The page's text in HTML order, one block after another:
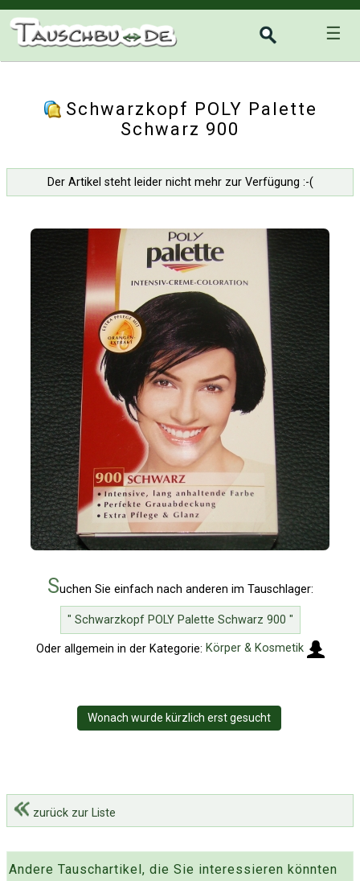
☰
Schwarzkopf POLY Palette
Schwarz 900
Der Artikel steht leider nicht mehr zur Verfügung :-(
Suchen Sie einfach nach anderen im Tauschlager:
" Schwarzkopf POLY Palette Schwarz 900 "
Oder allgemein in der Kategorie: Körper & Kosmetik
Wonach wurde kürzlich erst gesucht
zurück zur Liste
Andere Tauschartikel, die Sie interessieren könnten